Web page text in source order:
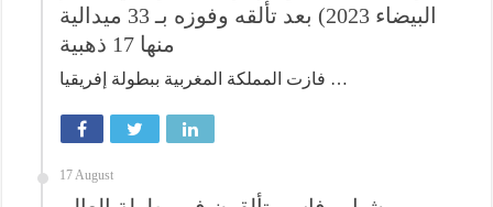
البيضاء 2023) بعد تألقه وفوزه بـ 33 ميدالية
منها 17 ذهبية
فازت المملكة المغربية ببطولة إفريقيا …
17 August